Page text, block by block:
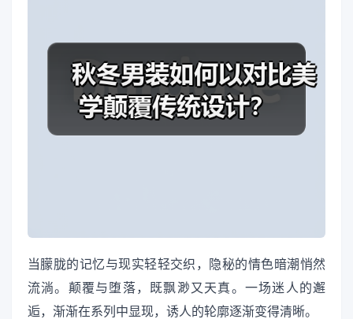
当朦胧的记忆与现实轻轻交织，隐秘的情色暗潮悄然
流淌。颠覆与堕落，既飘渺又天真。一场迷人的邂
逅，渐渐在系列中显现，诱人的轮廓逐渐变得清晰。